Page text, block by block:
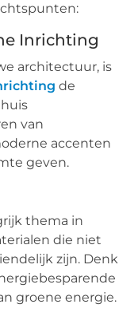
Inrichting
architectuur, is
de
van
accenten
geven.
thema in
die niet
zijn. Denk
groene energie.